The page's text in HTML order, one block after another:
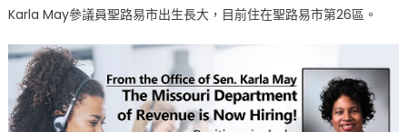
Karla May參議員聖路易市出生長大，目前住在聖路易市第26區。